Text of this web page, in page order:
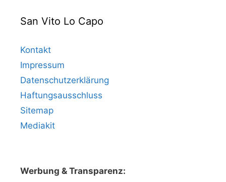
San Vito Lo Capo
Kontakt
Impressum
Datenschutzerklärung
Haftungsausschluss
Sitemap
Mediakit
Werbung & Transparenz: